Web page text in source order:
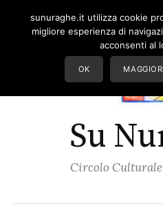
Su
Circolo
sunuraghe.it utilizza cookie
migliore esperienza di
acconsenti al
OK